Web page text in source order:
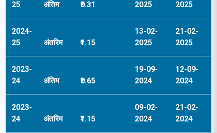
25
अंतिम ₹0.31
2025
2025
2024-
25
अंतरिम ₹1.15
13-02-
2025
21-02-
2025
2023-
24
अंतिम ₹0.65
19-09-
2024
12-09-
2024
2023-
24
अंतरिम ₹1.15
09-02-
2024
21-02-
2024